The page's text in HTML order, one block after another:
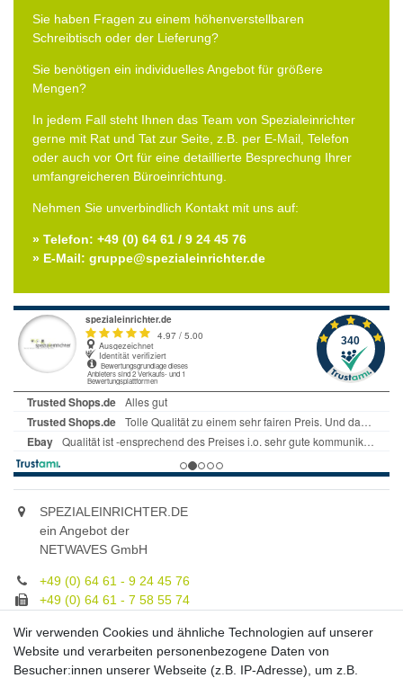
Sie haben Fragen zu einem höhenverstellbaren
Schreibtisch oder der Lieferung?
Sie benötigen ein individuelles Angebot für größere
Mengen?
In jedem Fall steht Ihnen das Team von Spezialeinrichter
gerne mit Rat und Tat zur Seite, z.B. per E-Mail, Telefon
oder auch vor Ort für eine detaillierte Besprechung Ihrer
umfangreicheren Büroeinrichtung.
Nehmen Sie unverbindlich Kontakt mit uns auf:
» Telefon: +49 (0) 64 61 / 9 24 45 76
» E-Mail: gruppe@spezialeinrichter.de
SPEZIALEINRICHTER.DE
ein Angebot der
NETWAVES GmbH
+49 (0) 64 61 - 9 24 45 76
+49 (0) 64 61 - 7 58 55 74
Unsere Fachberatung:
Montag - Freitag, 9.00 - 21.00
Wir verwenden Cookies und ähnliche Technologien auf unserer
Website und verarbeiten personenbezogene Daten von
Besucher:innen unserer Webseite (z.B. IP-Adresse), um z.B.